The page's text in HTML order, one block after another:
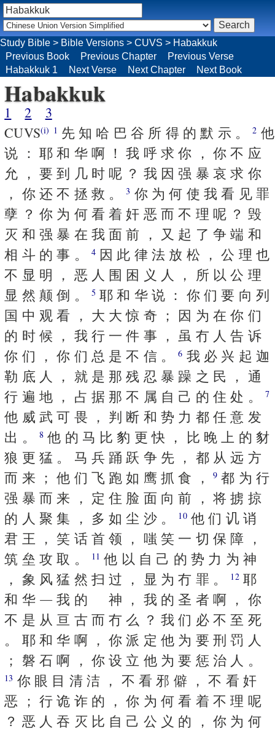
Study Bible > Bible Versions > CUVS > Habakkuk
Previous Book
Previous Chapter
Previous Verse
Habakkuk 1
Next Verse Next Chapter Next Book
Habakkuk
1 2
3
CUVS(i) 1 先 知 哈 巴 谷 所 得 的 默 示 。2 他
说 ： 耶 和 华 啊 ！ 我 呼 求 你 ， 你 不 应
允 ， 要 到 几 时 呢 ？ 我 因 强 暴 哀 求 你
， 你 还 不 拯 救 。3 你 为 何 使 我 看 见 罪
孽 ？ 你 为 何 看 着 奸 恶 而 不 理 呢 ？ 毁
灭 和 强 暴 在 我 面 前 ， 又 起 了 争 端 和
相 斗 的 事 。
4 因 此 律 法 放 松 ， 公 理 也
不 显 明 ， 恶 人 围 困 义 人 ， 所 以 公 理
显 然 颠 倒 。
5 耶 和 华 说 ： 你 们 要 向 列
国 中 观 看 ， 大 大 惊 奇 ； 因 为 在 你 们
的 时 候 ， 我 行 一 件 事 ， 虽 冇 人 告 诉
你 们 ， 你 们 总 是 不 信 。6 我 必 兴 起 迦
勒 底 人 ， 就 是 那 残 忍 暴 躁 之 民 ， 通
行 遍 地 ， 占 据 那 不 属 自 己 的 住 处 。7
他 威 武 可 畏 ， 判 断 和 势 力 都 任 意 发
出 。
8 他 的 马 比 豹 更 快 ， 比 晚 上 的 豺
狼 更 猛 。 马 兵 踊 跃 争 先 ， 都 从 远 方
而 来 ； 他 们 飞 跑 如 鹰 抓 食 ，9 都 为 行
强 暴 而 来 ， 定 住 脸 面 向 前 ， 将 掳 掠
的 人 聚 集 ， 多 如 尘 沙 。
10他 们 讥 诮
君 王 ， 笑 话 首 领 ， 嗤 笑 一 切 保 障 ，
筑 垒 攻 取 。
11 他 以 自 己 的 势 力 为 神
， 象 风 猛 然 扫 过 ， 显 为 冇 罪 。
12耶
和 华 ― 我 的 神 ， 我 的 圣 者 啊 ， 你
不 是 从 亘 古 而 冇 么 ？ 我 们 必 不 至 死
。 耶 和 华 啊 ， 你 派 定 他 为 要 刑 罚 人
； 磐 石 啊 ， 你 设 立 他 为 要 惩 治 人 。
13 你 眼 目 清 洁 ， 不 看 邪 僻 ， 不 看 奸
恶 ； 行 诡 诈 的 ， 你 为 何 看 着 不 理 呢
？ 恶 人 吞 灭 比 自 己 公 义 的 ， 你 为 何